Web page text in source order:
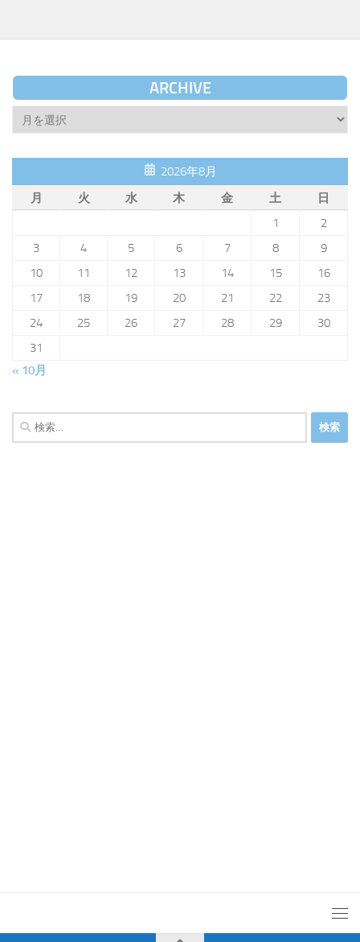
ARCHIVE
Archive
2026年8月
月
火 水 木 金 土
日
1
2
3
4 5 6 7 8
9
10
11 12 13 14 15
16
17
18 19 20 21 22
23
24
25 26 27 28 29
30
31
« 10月
検
索: